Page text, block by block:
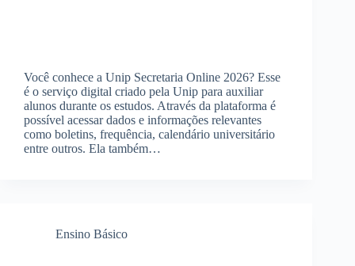
Você conhece a Unip Secretaria Online 2026? Esse
é o serviço digital criado pela Unip para auxiliar
alunos durante os estudos. Através da plataforma é
possível acessar dados e informações relevantes
como boletins, frequência, calendário universitário
entre outros. Ela também…
Ensino Básico